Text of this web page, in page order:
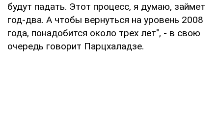
будут падать. Этот процесс, я думаю, займет
год-два. А чтобы вернуться на уровень 2008
года, понадобится около трех лет", - в свою
очередь говорит Парцхаладзе.